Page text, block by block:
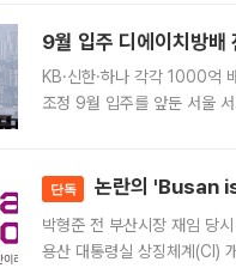
9월 입주 디에이치방
KB·신한·하나 각각 1000억
조정 9월 입주를 앞둔 서울
단독 논란의 'Busan
박형준 전 부산시장 재임 당
용산 대통령실 상징체계(CI)